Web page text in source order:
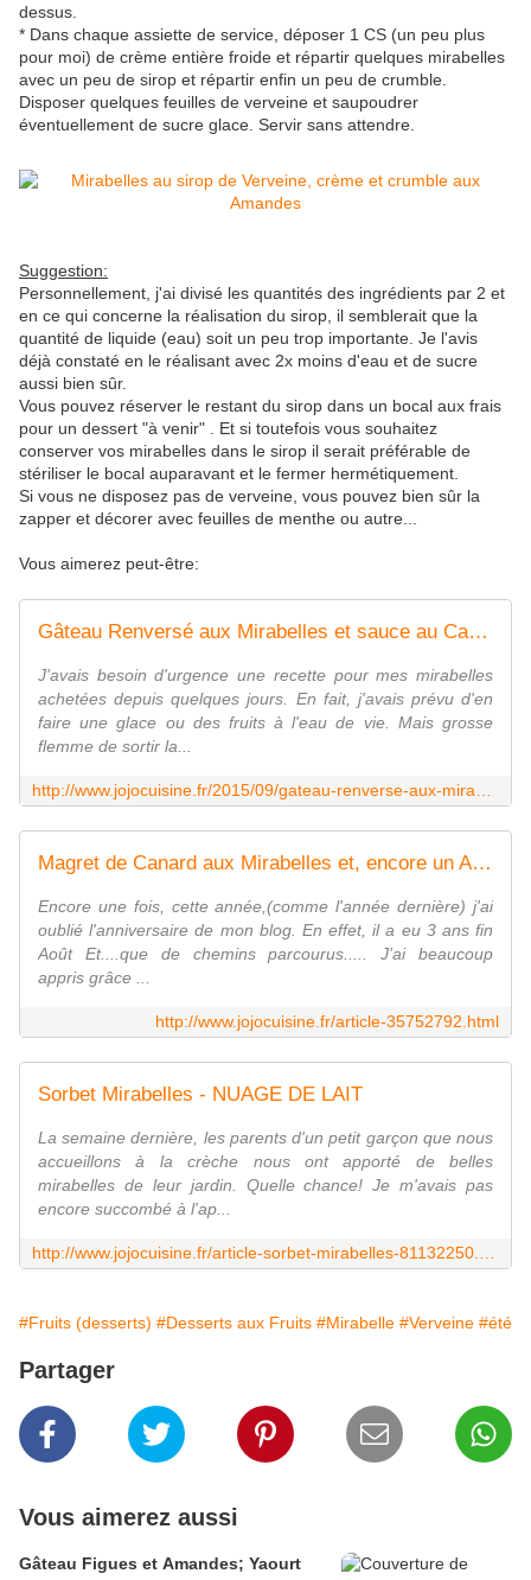
dessus.
* Dans chaque assiette de service, déposer 1 CS (un peu plus
pour moi) de crème entière froide et répartir quelques mirabelles
avec un peu de sirop et répartir enfin un peu de crumble.
Disposer quelques feuilles de verveine et saupoudrer
éventuellement de sucre glace. Servir sans attendre.
Suggestion:
Personnellement, j'ai divisé les quantités des ingrédients par 2 et
en ce qui concerne la réalisation du sirop, il semblerait que la
quantité de liquide (eau) soit un peu trop importante. Je l'avis
déjà constaté en le réalisant avec 2x moins d'eau et de sucre
aussi bien sûr.
Vous pouvez réserver le restant du sirop dans un bocal aux frais
pour un dessert "à venir" . Et si toutefois vous souhaitez
conserver vos mirabelles dans le sirop il serait préférable de
stériliser le bocal auparavant et le fermer hermétiquement.
Si vous ne disposez pas de verveine, vous pouvez bien sûr la
zapper et décorer avec feuilles de menthe ou autre...
Vous aimerez peut-être:
Gâteau Renversé aux Mirabelles et sauce au Caramel Beurre Salé - NUAGE DE LAIT
J'avais besoin d'urgence une recette pour mes mirabelles
achetées depuis quelques jours. En fait, j'avais prévu d'en
faire une glace ou des fruits à l'eau de vie. Mais grosse
flemme de sortir la...
Magret de Canard aux Mirabelles et, encore un Anniversaire oublié - NUAGE DE LAIT
Encore une fois, cette année,(comme l'année dernière) j'ai
oublié l'anniversaire de mon blog. En effet, il a eu 3 ans fin
Août Et....que de chemins parcourus..... J'ai beaucoup
appris grâce ...
http://www.jojocuisine.fr/article-35752792.html
Sorbet Mirabelles - NUAGE DE LAIT
La semaine dernière, les parents d'un petit garçon que nous
accueillons à la crèche nous ont apporté de belles
mirabelles de leur jardin. Quelle chance! Je m'avais pas
encore succombé à l'ap...
#Fruits (desserts) #Desserts aux Fruits #Mirabelle #Verveine #été
Partager
Vous aimerez aussi
Gâteau Figues et Amandes; Yaourt